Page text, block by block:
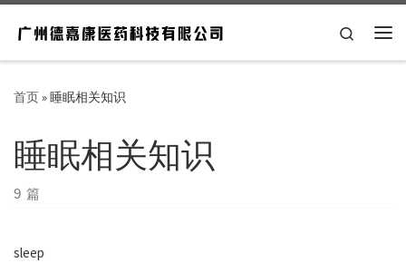
Skip to content
Search
首页»睡眠相关知识
睡眠相关知识
9 篇
sleep